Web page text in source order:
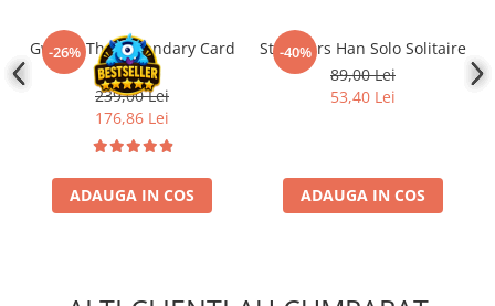
Hololive
Magic The Gathering TCG
One Piece Card Game
Colectii Oficiale Topps si Panini si
Final Fantasy
Carti singles
-26%
Gwent: The Legendary Card
Game!
239,00 Lei
176,86 Lei
ADAUGA IN COS
-40%
Star Wars Han Solo Solitaire
89,00 Lei
53,40 Lei
ADAUGA IN COS